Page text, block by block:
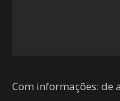
Com informações: de